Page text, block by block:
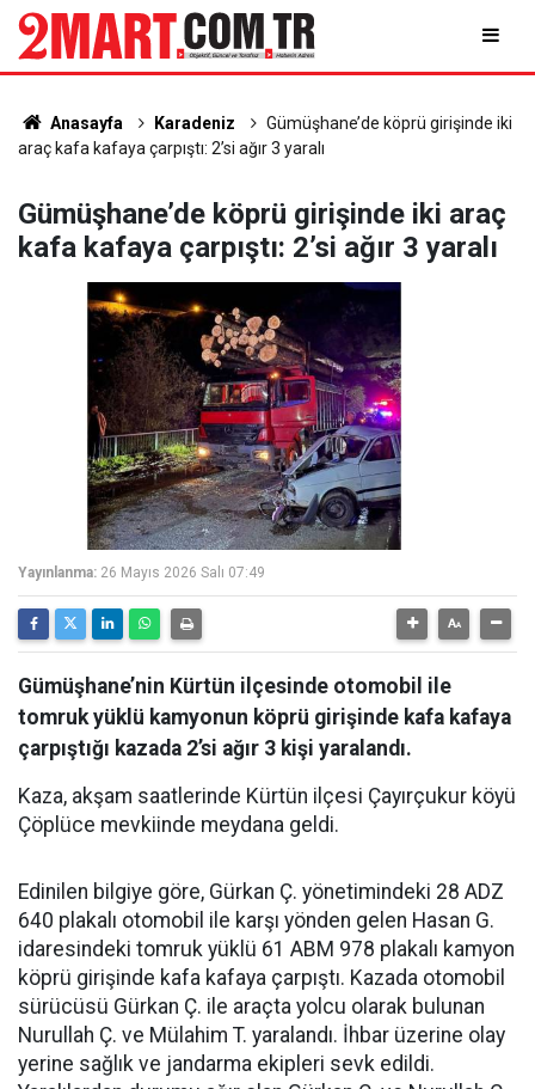
Anasayfa Karadeniz
Gümüşhane’de köprü girişinde iki
araç kafa kafaya çarpıştı: 2’si ağır 3 yaralı
Gümüşhane’de köprü girişinde iki araç
kafa kafaya çarpıştı: 2’si ağır 3 yaralı
Yayınlanma: 26 Mayıs 2026 Salı 07:49
Gümüşhane’nin Kürtün ilçesinde otomobil ile
tomruk yüklü kamyonun köprü girişinde kafa kafaya
çarpıştığı kazada 2’si ağır 3 kişi yaralandı.
Kaza, akşam saatlerinde Kürtün ilçesi Çayırçukur köyü
Çöplüce mevkiinde meydana geldi.
Edinilen bilgiye göre, Gürkan Ç. yönetimindeki 28 ADZ
640 plakalı otomobil ile karşı yönden gelen Hasan G.
idaresindeki tomruk yüklü 61 ABM 978 plakalı kamyon
köprü girişinde kafa kafaya çarpıştı. Kazada otomobil
sürücüsü Gürkan Ç. ile araçta yolcu olarak bulunan
Nurullah Ç. ve Mülahim T. yaralandı. İhbar üzerine olay
yerine sağlık ve jandarma ekipleri sevk edildi.